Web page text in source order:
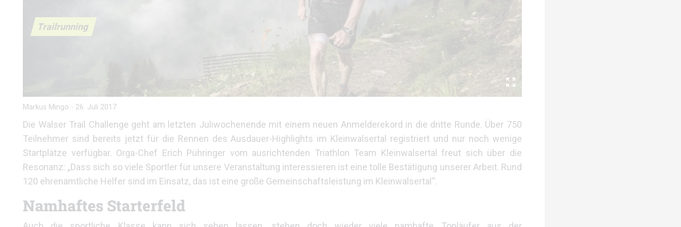
Trailrunning
Markus Mingo - 26. Juli 2017
Die Walser Trail Challenge geht am letzten Juliwochenende mit einem neuen Anmelderekord in die dritte Runde. Über 750
Teilnehmer sind bereits jetzt für die Rennen des Ausdauer-Highlights im Kleinwalsertal registriert und nur noch wenige
Startplätze verfügbar. Orga-Chef Erich Pühringer vom ausrichtenden Triathlon Team Kleinwalsertal freut sich über die
Resonanz: „Dass sich so viele Sportler für unsere Veranstaltung interessieren ist eine tolle Bestätigung unserer Arbeit. Rund
120 ehrenamtliche Helfer sind im Einsatz, das ist eine große Gemeinschaftsleistung im Kleinwalsertal“.
Namhaftes Starterfeld